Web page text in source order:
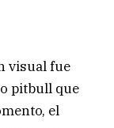
visual fue
pitbull que
el